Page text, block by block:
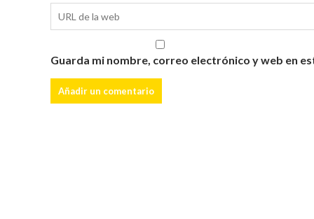
Guarda mi nombre, correo electrónico y web en